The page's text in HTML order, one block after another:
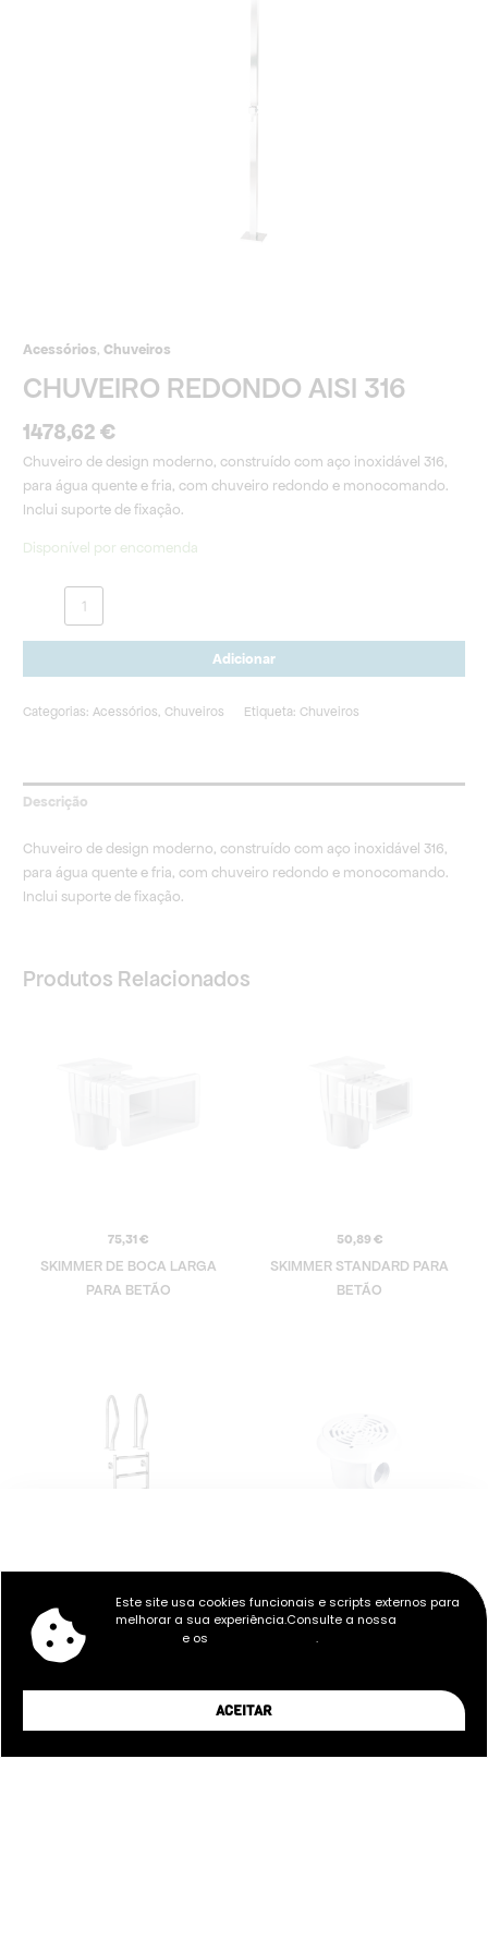
Acessórios,Chuveiros
CHUVEIRO REDONDO AISI 316
1478,62€
Chuveiro de design moderno, construído com aço inoxidável 316,
para água quente e fria, com chuveiro redondo e monocomando.
Inclui suporte de fixação.
Disponível por encomenda
Adicionar
Categorias: Acessórios ,Chuveiros Etiqueta:Chuveiros
Descrição
Chuveiro de design moderno, construído com aço inoxidável 316,
para água quente e fria, com chuveiro redondo e monocomando.
Inclui suporte de fixação.
Produtos Relacionados
75,31€
SKIMMER DE BOCA LARGA
PARA BETÃO
50,89 €
SKIMMER STANDARD PARA
BETÃO
ESCADA DE PISCINA DE DUAS
PEÇAS COM 3 DEGRAUS
RALO DE FUNDO CIRCULAR
PARA BETÃO
Este site usa cookies funcionais e scripts externos para
melhorar a sua experiência.Consulte a nossa
e os Termos e Condições.
ACEITAR